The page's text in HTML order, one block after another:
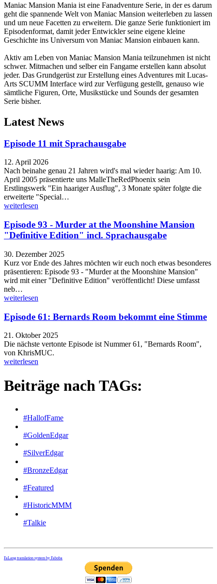
Maniac Mansion Mania ist eine Fanadventure Serie, in der es darum
geht die spannende Welt von Maniac Mansion weiterleben zu lassen
und um neue Facetten zu erweitern. Die ganze Serie funktioniert im
Episodenformat, damit jeder Entwickler seine eigene kleine
Geschichte ins Universum von Maniac Mansion einbauen kann.
Aktiv am Leben von Maniac Mansion Mania teilzunehmen ist nicht
schwer. Mitmachen und selber ein Fangame erstellen kann absolut
jeder. Das Grundgerüst zur Erstellung eines Adventures mit Lucas-
Arts SCUMM Interface wird zur Verfügung gestellt, genauso wie
sämtliche Figuren, Orte, Musikstücke und Sounds der gesamten
Serie bisher.
Latest News
Episode 11 mit Sprachausgabe
12. April 2026
Nach beinahe genau 21 Jahren wird's mal wieder haarig: Am 10.
April 2005 präsentierte uns MalleTheRedPhoenix sein
Erstlingswerk "Ein haariger Ausflug", 3 Monate später folgte die
erweiterte "Special…
weiterlesen
Episode 93 - Murder at the Moonshine Mansion
"Definitive Edition" incl. Sprachausgabe
30. Dezember 2025
Kurz vor Ende des Jahres möchten wir euch noch etwas besonderes
präsentieren: Episode 93 - "Murder at the Moonshine Mansion"
wird mit einer "Definitive Edition" veröffentlicht! Diese umfasst
neb…
weiterlesen
Episode 61: Bernards Room bekommt eine Stimme
21. Oktober 2025
Die nächste vertonte Episode ist Nummer 61, "Bernards Room",
von KhrisMUC.
weiterlesen
Beiträge nach TAGs:
#HallofFame
#GoldenEdgar
#SilverEdgar
#BronzeEdgar
#Featured
#HistoricMMM
#Talkie
FaLang translation system by Faboba